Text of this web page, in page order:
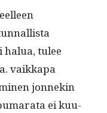
halua, tulee
vaikka­pa
jon­nekin
ei kuu­